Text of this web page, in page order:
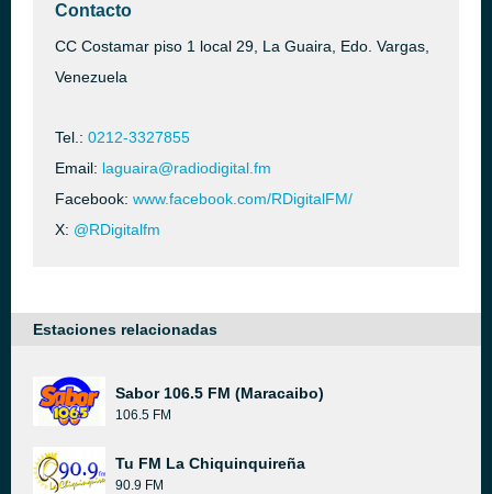
Contacto
CC Costamar piso 1 local 29, La Guaira, Edo. Vargas,
Venezuela
Tel.: 0212-3327855
Email: laguaira@radiodigital.fm
Facebook: www.facebook.com/RDigitalFM/
X: @RDigitalfm
Estaciones relacionadas
Sabor 106.5 FM (Maracaibo)
106.5 FM
Tu FM La Chiquinquireña
90.9 FM